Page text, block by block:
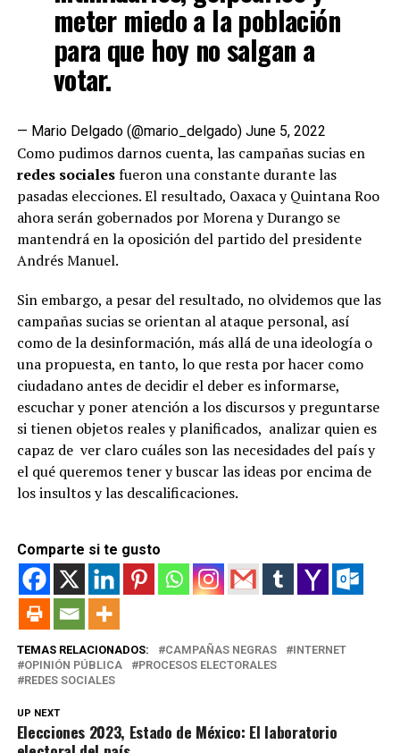
meter miedo a la población
para que hoy no salgan a
votar.
— Mario Delgado (@mario_delgado) June 5, 2022
Como pudimos darnos cuenta, las campañas sucias en
redes socialesfueron una constante durante las
pasadas elecciones. El resultado, Oaxaca y Quintana Roo
ahora serán gobernados por Morena y Durango se
mantendrá en la oposición del partido del presidente
Andrés Manuel.
Sin embargo, a pesar del resultado, no olvidemos que las
campañas sucias se orientan al ataque personal, así
como de la desinformación, más allá de una ideología o
una propuesta, en tanto, lo que resta por hacer como
ciudadano antes de decidir el deber es informarse,
escuchar y poner atención a los discursos y preguntarse
si tienen objetos reales y planificados, analizar quien es
capaz de ver claro cuáles son las necesidades del país y
el qué queremos tener y buscar las ideas por encima de
los insultos y las descalificaciones.
Comparte si te gusto
TEMAS RELACIONADOS: CAMPAÑAS NEGRAS
INTERNET
OPINIÓN PÚBLICA
PROCESOS ELECTORALES
REDES SOCIALES
UP NEXT
Elecciones 2023, Estado de México: El laboratorio